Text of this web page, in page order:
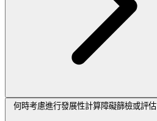
何時考慮進行發展性計算障礙篩檢或評估